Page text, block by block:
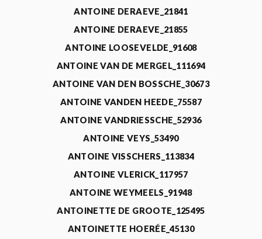
ANTOINE DERAEVE_21841
ANTOINE DERAEVE_21855
ANTOINE LOOSEVELDE_91608
ANTOINE VAN DE MERGEL_111694
ANTOINE VAN DEN BOSSCHE_30673
ANTOINE VANDEN HEEDE_75587
ANTOINE VANDRIESSCHE_52936
ANTOINE VEYS_53490
ANTOINE VISSCHERS_113834
ANTOINE VLERICK_117957
ANTOINE WEYMEELS_91948
ANTOINETTE DE GROOTE_125495
ANTOINETTE HOERÉE_45130